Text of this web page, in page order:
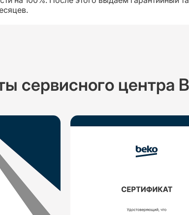
сервисного центра